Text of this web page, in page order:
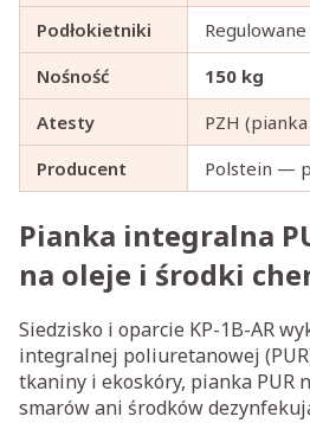
Podłokietniki
Nośność
150 kg
Atesty
PZH
Producent
Polstein —
Pianka integralna
na oleje i środki
Siedzisko i oparcie KP-1B-AR
integralnej poliuretanowej
tkaniny i ekoskóry, pianka PUR
smarów ani środków